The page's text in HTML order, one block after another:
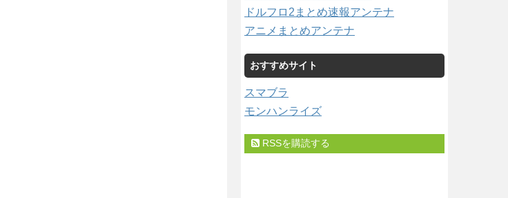
ドルフロ2まとめ速報アンテナ
アニメまとめアンテナ
おすすめサイト
スマブラ
モンハンライズ
RSSを購読する